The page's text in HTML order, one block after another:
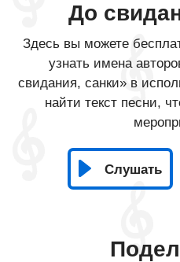
До
Здесь вы можете
узнать имена
свидания, санки» в
найти текст песни,
Слушать